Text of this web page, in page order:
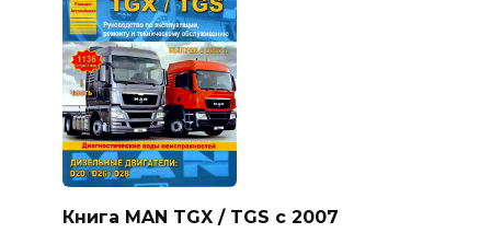
Книга MAN TGX / TGS с 2007